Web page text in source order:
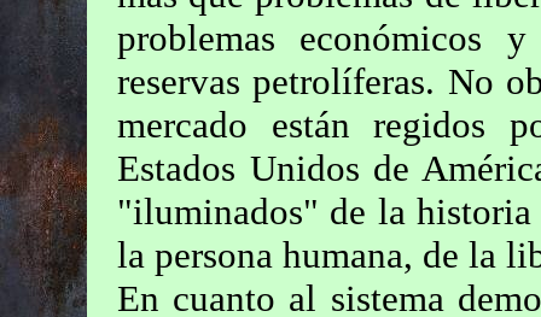
problemas económicos
reservas petrolíferas. No
mercado están regidos
Estados Unidos de
"iluminados" de la historia
la persona humana, de la
En cuanto al sistema